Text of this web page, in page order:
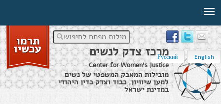
מילות מפתח לחיפוש
English
Русский
מרכז צדק לנשים
Center for Women's Justice
מובילות המאבק המשפטי של נשים
למען שיוויון, כבוד וצדק בדין היהודי
במדינת ישראל